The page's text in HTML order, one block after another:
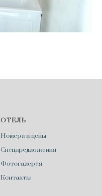
ОТЕЛЬ
Номера и цены
Спецпредложения
Фотогалерея
Контакты